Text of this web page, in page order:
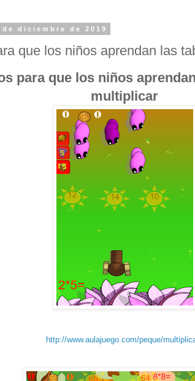
diciembre de 2019
que los niños aprendan las
para que los niños
multiplicar
http://www.aulajuego.com/peque/